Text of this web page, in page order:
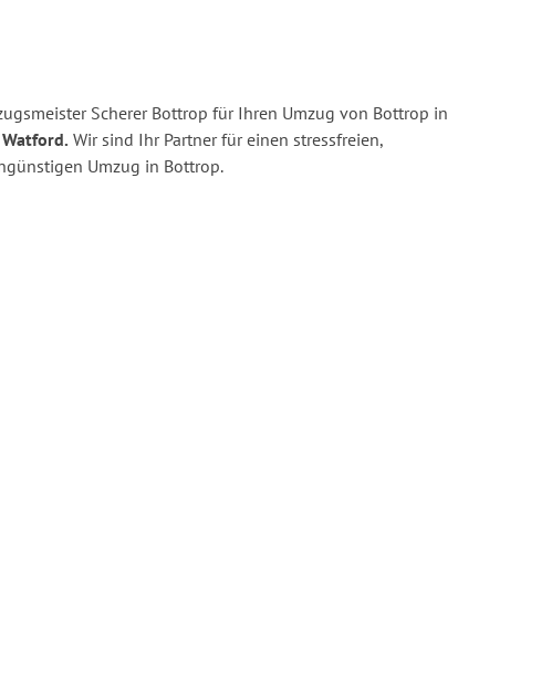
Scherer Bottrop für Ihren Umzug von Bottrop in
Wir sind Ihr Partner für einen stressfreien,
Umzug in Bottrop.